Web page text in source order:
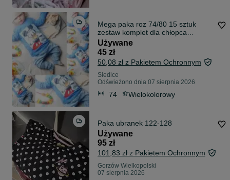
Mega paka roz 74/80 15 sztuk
zestaw komplet dla chłopca
wyprawka dres bluza spodnie
Używane
45 zł
50,08 zł z Pakietem Ochronnym
Siedlce
Odświeżono dnia 07 sierpnia 2026
74 Wielokolorowy
Paka ubranek 122-128
Używane
95 zł
101,83 zł z Pakietem Ochronnym
Gorzów Wielkopolski
07 sierpnia 2026